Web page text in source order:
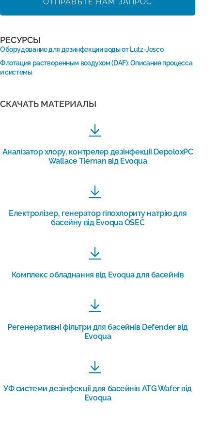
ОТПРАВЬТЕ НАМ ЗАПРОС
РЕСУРСЫ
Оборудование для дезинфекции воды от Lutz-Jesco
Флотация растворенным воздухом (DAF): Описание процесса
и системы
СКАЧАТЬ МАТЕРИАЛЫ
Аналізатор хлору, контрелер дезінфекціі DepoloxPC
Wallace Tiernan від Evoqua
Електролізер, генератор гіпохлориту натрію для
басейну від Evoqua OSEC
Комплекс обладнання від Evoqua для басейнів
Регенеративні фільтри для басейнів Defender від
Evoqua
УФ системи дезінфекції для басейнів ATG Wafer від
Evoqua